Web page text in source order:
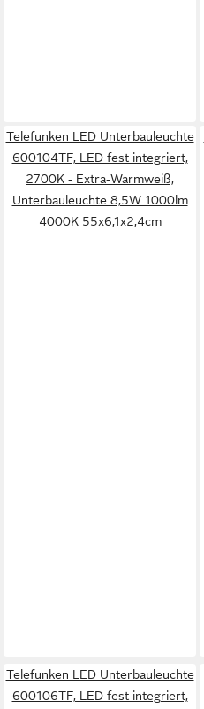
Telefunken LED Unterbauleuchte
600104TF, LED fest integriert,
2700K - Extra-Warmweiß,
Unterbauleuchte 8,5W 1000lm
4000K 55x6,1x2,4cm
Telefunken LED Unterbauleuchte
600106TF, LED fest integriert,